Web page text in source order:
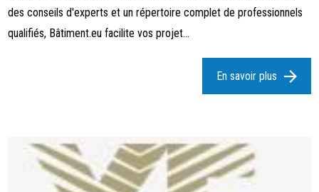
des conseils d'experts et un répertoire complet de professionnels
qualifiés, Bâtiment.eu facilite vos projet...
En savoir plus